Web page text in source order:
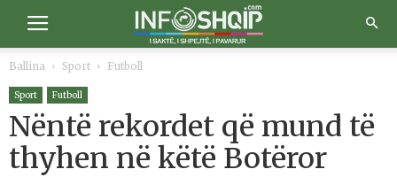
Ballina Sport Futboll
Sport Futboll
Nëntë rekordet që mund të
thyhen në këtë Botëror